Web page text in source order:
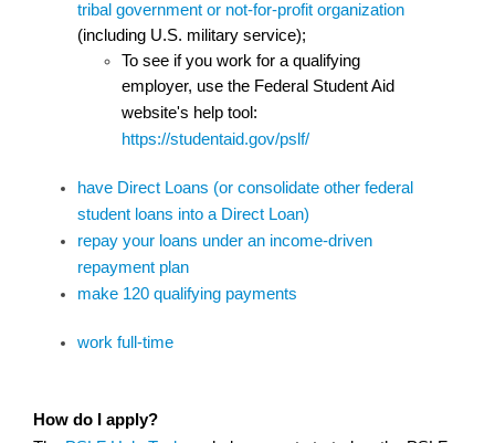
tribal government or not-for-profit organization
(including U.S. military service);
To see if you work for a qualifying
employer, use the Federal Student Aid
website's help tool:
https://studentaid.gov/pslf/
have Direct Loans (or consolidate other federal
student loans into a Direct Loan)
repay your loans under an income-driven
repayment plan
make 120 qualifying payments
work full-time
How do I apply?